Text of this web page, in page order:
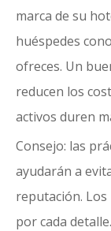
marca de su
huéspedes
ofreces. Un
reducen los
activos duren
Consejo: las
ayudarán a
reputación.
por cada detalle.